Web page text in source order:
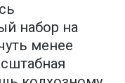
набор на
менее